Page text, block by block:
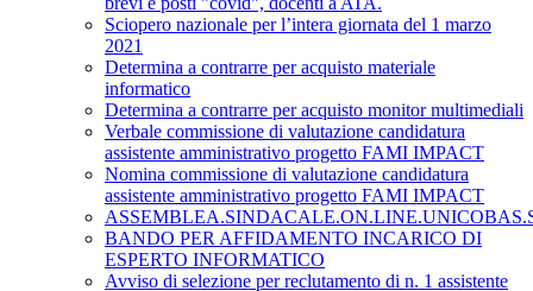
Sciopero nazionale per l’intera giornata del 1 marzo
2021
Determina a contrarre per acquisto materiale
informatico
Determina a contrarre per acquisto monitor multimediali
Verbale commissione di valutazione candidatura
assistente amministrativo progetto FAMI IMPACT
Nomina commissione di valutazione candidatura
assistente amministrativo progetto FAMI IMPACT
BANDO PER AFFIDAMENTO INCARICO DI
ESPERTO INFORMATICO
Avviso di selezione per reclutamento di n. 1 assistente